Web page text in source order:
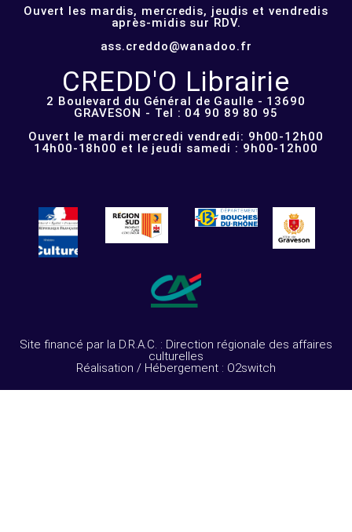
Ouvert les mardis, mercredis, jeudis et vendredis
après-midis sur RDV.
ass.creddo@wanadoo.fr
CREDD'O Librairie
2 Boulevard du Général de Gaulle - 13690
GRAVESON - Tel : 04 90 89 80 95
Ouvert le mardi mercredi vendredi: 9h00-12h00
14h00-18h00 et le jeudi samedi : 9h00-12h00
Site financé par la D.R.A.C. : Direction régionale des affaires
culturelles
Réalisation / Hébergement : O2switch